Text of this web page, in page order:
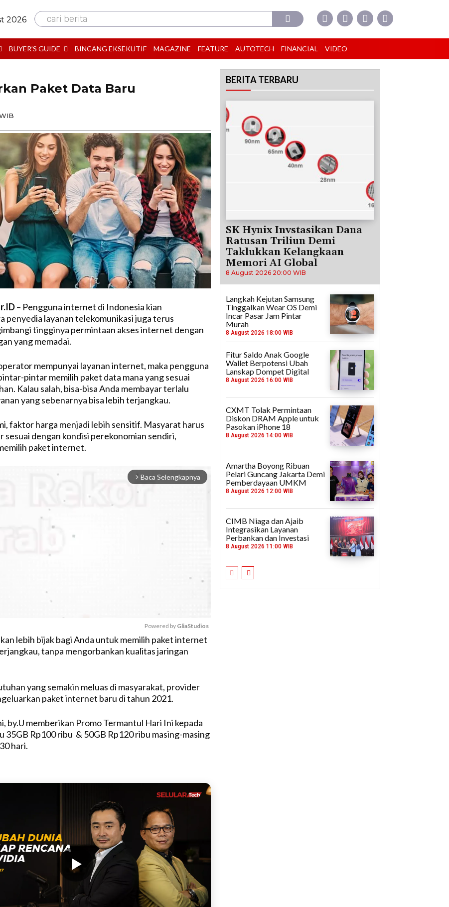
2026 cari berita
BUYER’S GUIDE BINCANG EKSEKUTIF MAGAZINE FEATURE AUTOTECH FINANCIAL VIDEO
Paket Data Baru
– Pengguna internet di Indonesia kian
penyedia layanan telekomunikasi juga terus
tingginya permintaan akses internet dengan
yang memadai.
mempunyai layanan internet, maka pengguna
pintar memilih paket data mana yang sesuai
Kalau salah, bisa-bisa Anda membayar terlalu
yang sebenarnya bisa lebih terjangkau.
faktor harga menjadi lebih sensitif. Masyarat harus
sesuai dengan kondisi perekonomian sendiri,
paket internet.
arrow_forward_ios Baca Selengkapnya
M
e
Powered by GliaStudios
lebih bijak bagi Anda untuk memilih paket internet
tanpa mengorbankan kualitas jaringan
yang semakin meluas di masyarakat, provider
paket internet baru di tahun 2021.
by.U memberikan Promo Termantul Hari Ini kepada
35GB Rp100 ribu & 50GB Rp120 ribu masing-masing
hari.
BERITA TERBARU
SK Hynix Invstasikan Dana
Ratusan Triliun Demi
Taklukkan Kelangkaan
Memori AI Global
8 August 2026 20:00 WIB
Langkah Kejutan Samsung
Tinggalkan Wear OS Demi
Incar Pasar Jam Pintar
Murah
8 August 2026 18:00 WIB
Fitur Saldo Anak Google
Wallet Berpotensi Ubah
Lanskap Dompet Digital
8 August 2026 16:00 WIB
CXMT Tolak Permintaan
Diskon DRAM Apple untuk
Pasokan iPhone 18
8 August 2026 14:00 WIB
Amartha Boyong Ribuan
Pelari Guncang Jakarta Demi
Pemberdayaan UMKM
8 August 2026 12:00 WIB
CIMB Niaga dan Ajaib
Integrasikan Layanan
Perbankan dan Investasi
8 August 2026 11:00 WIB